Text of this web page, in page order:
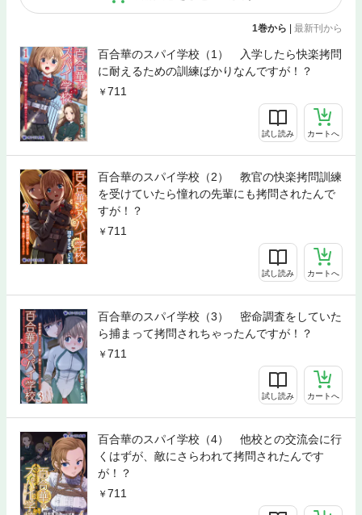
1巻から | 最新刊から
百合華のスパイ学校（1） 入学したら快楽拷問
に耐えるための訓練ばかりなんですが！？
711
試し読み カートへ
百合華のスパイ学校（2） 教官の快楽拷問訓練
を受けていたら憧れの先輩にも拷問されたんで
すが！？
711
試し読み カートへ
百合華のスパイ学校（3） 密命調査をしていた
ら捕まって拷問されちゃったんですが！？
711
試し読み カートへ
百合華のスパイ学校（4） 他校との交流会に行
くはずが、敵にさらわれて拷問されたんです
が！？
711